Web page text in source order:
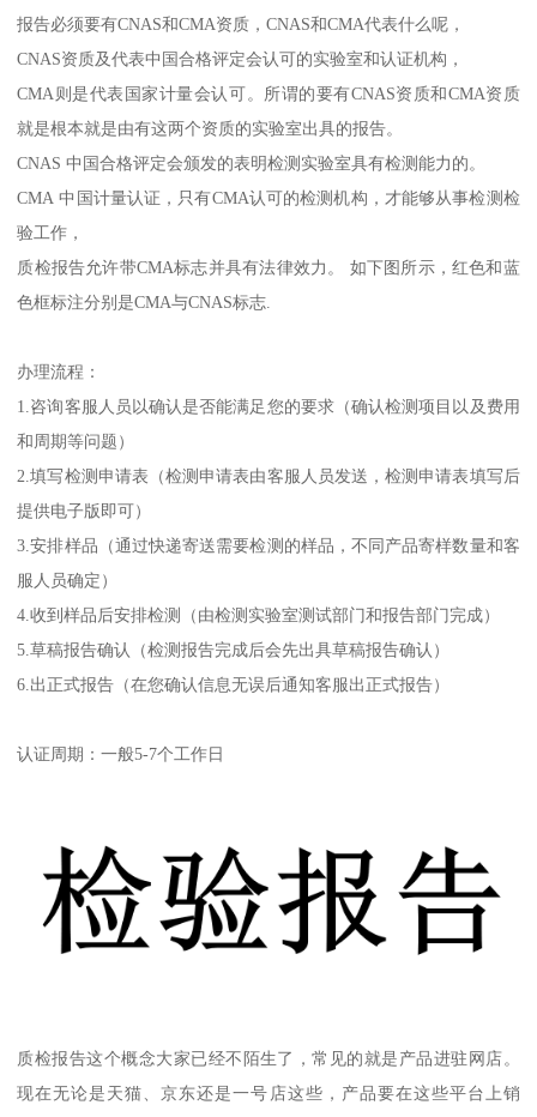
报告必须要有CNAS和CMA资质，CNAS和CMA代表什么呢，
CNAS资质及代表中国合格评定会认可的实验室和认证机构，
CMA则是代表国家计量会认可。所谓的要有CNAS资质和CMA资质
就是根本就是由有这两个资质的实验室出具的报告。
CNAS 中国合格评定会颁发的表明检测实验室具有检测能力的。
CMA 中国计量认证，只有CMA认可的检测机构，才能够从事检测检
验工作，
质检报告允许带CMA标志并具有法律效力。 如下图所示，红色和蓝
色框标注分别是CMA与CNAS标志.
办理流程：
1.咨询客服人员以确认是否能满足您的要求（确认检测项目以及费用
和周期等问题）
2.填写检测申请表（检测申请表由客服人员发送，检测申请表填写后
提供电子版即可）
3.安排样品（通过快递寄送需要检测的样品，不同产品寄样数量和客
服人员确定）
4.收到样品后安排检测（由检测实验室测试部门和报告部门完成）
5.草稿报告确认（检测报告完成后会先出具草稿报告确认）
6.出正式报告（在您确认信息无误后通知客服出正式报告）
认证周期：一般5-7个工作日
质检报告这个概念大家已经不陌生了，常见的就是产品进驻网店。
现在无论是天猫、京东还是一号店这些，产品要在这些平台上销